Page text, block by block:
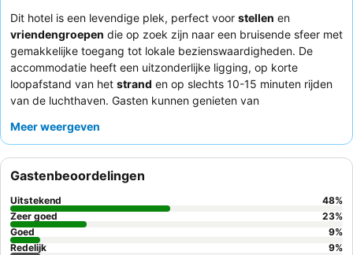
Dit hotel is een levendige plek, perfect voor stellen en
vriendengroepen die op zoek zijn naar een bruisende sfeer met
gemakkelijke toegang tot lokale bezienswaardigheden. De
accommodatie heeft een uitzonderlijke ligging, op korte
loopafstand van het strand en op slechts 10-15 minuten rijden
van de luchthaven. Gasten kunnen genieten van
waarvan één met een populaire
geprezen om hun uitzonderlijke service, en het gevarieerde
buffet biedt een uitgebreide keuze aan verse opties voor alle
maaltijden. Voor een rustigere ervaring kunnen gasten
overwegen een kamer te vragen die niet uitkijkt op de
belangrijkste uitgaansgebieden.
Meer weergeven
Gastenbeoordelingen
Uitstekend 48%
Zeer goed
23%
Goed
9%
Redelijk
9%